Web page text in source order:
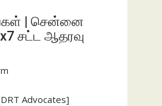
| சென்னை
சட்ட ஆதரவு
Advocates]